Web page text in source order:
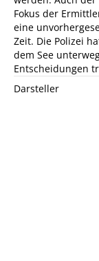
Fokus der
eine
Zeit. Die Polizei
dem See
Entscheidungen
Darsteller